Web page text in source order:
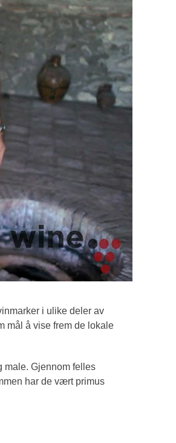
i ulike deler av
mål å vise frem de lokale
male. Gjennom felles
har de vært primus